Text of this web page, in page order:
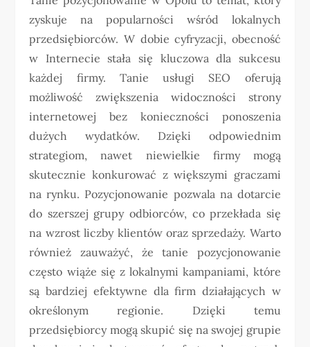
zyskuje na popularności wśród lokalnych
przedsiębiorców. W dobie cyfryzacji, obecność
w Internecie stała się kluczowa dla sukcesu
każdej firmy. Tanie usługi SEO oferują
możliwość zwiększenia widoczności strony
internetowej bez konieczności ponoszenia
dużych wydatków. Dzięki odpowiednim
strategiom, nawet niewielkie firmy mogą
skutecznie konkurować z większymi graczami
na rynku. Pozycjonowanie pozwala na dotarcie
do szerszej grupy odbiorców, co przekłada się
na wzrost liczby klientów oraz sprzedaży. Warto
również zauważyć, że tanie pozycjonowanie
często wiąże się z lokalnymi kampaniami, które
są bardziej efektywne dla firm działających w
określonym regionie. Dzięki temu
przedsiębiorcy mogą skupić się na swojej grupie